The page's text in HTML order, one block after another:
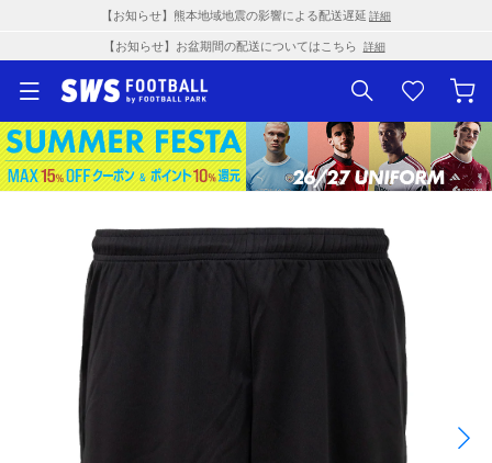
【お知らせ】熊本地域地震の影響による配送遅延 詳細
【お知らせ】お盆期間の配送についてはこちら 詳細